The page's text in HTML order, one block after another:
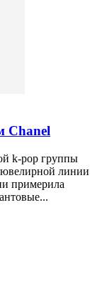
Chanel
k-pop группы
линии
примерила